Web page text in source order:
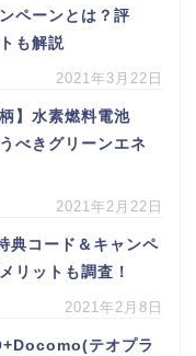
ペーンとは？評
も解説
2021年3月22日
】水素燃料電池
べきグリーンエネ
2021年2月22日
典コード＆キャンペ
リットも調査！
2021年2月8日
テオプラ